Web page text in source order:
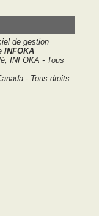
de gestion
INFOKA
INFOKA - Tous
- Tous droits